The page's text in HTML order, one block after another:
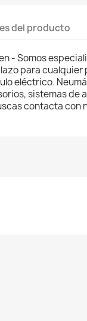
del producto
- Somos
para
eléctrico.
sistemas de
contacta con